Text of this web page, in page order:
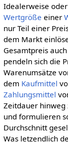
Idealerweise
Wertgröße einer
nur Teil einer
dem Markt
Gesamtpreis
pendeln sich die
Warenumsätze
dem Kaufmittel
Zahlungsmittel
Zeitdauer hinweg
und formulieren
Durchschnitt
Was letzendlich